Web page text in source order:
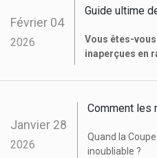
Février 04
2026
Guide ultime
Vous êtes-
inaperçues en
performance et
Janvier 28
2026
Comment les
Quand la
inoubliable ?